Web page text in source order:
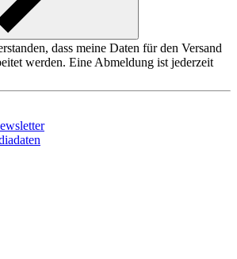
dass meine Daten für den Versand
werden. Eine Abmeldung ist jederzeit